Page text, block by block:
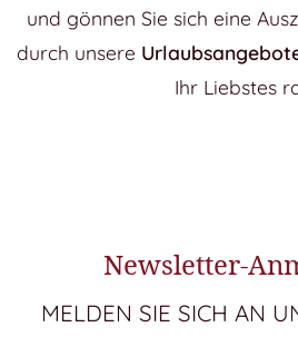
und gönnen Sie sich eine
durch unsere
Ihr Liebstes
Newsletter-
MELDEN SIE SICH AN